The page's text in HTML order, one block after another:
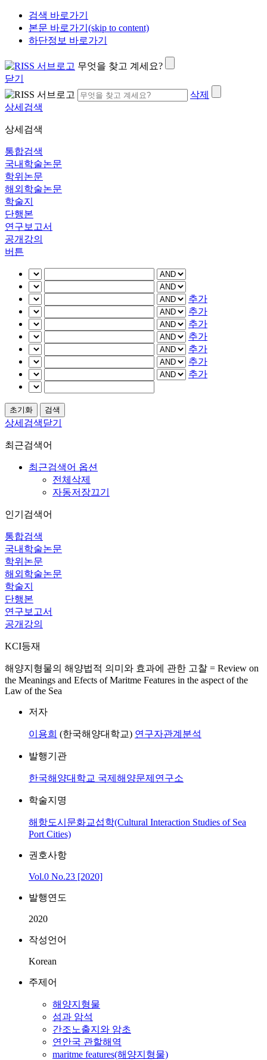
검색 바로가기
본문 바로가기(skip to content)
하단정보 바로가기
무엇을 찾고 계세요?
닫기
삭제
상세검색
상세검색
통합검색
국내학술논문
학위논문
해외학술논문
학술지
단행본
연구보고서
공개강의
버튼
추가
추가
추가
추가
추가
추가
추가
상세검색닫기
최근검색어
최근검색어 옵션
전체삭제
자동저장끄기
인기검색어
통합검색
국내학술논문
학위논문
해외학술논문
학술지
단행본
연구보고서
공개강의
KCI등재
해양지형물의 해양법적 의미와 효과에 관한 고찰 = Review on
the Meanings and Efects of Maritme Features in the aspect of the
Law of the Sea
저자
이용희 (한국해양대학교) 연구자관계분석
발행기관
한국해양대학교 국제해양문제연구소
학술지명
해항도시문화교섭학(Cultural Interaction Studies of Sea
Port Cities)
권호사항
Vol.0 No.23 [2020]
발행연도
2020
작성언어
Korean
주제어
해양지형물
섬과 암석
간조노출지와 암초
연안국 관할해역
maritme features(해양지형물)